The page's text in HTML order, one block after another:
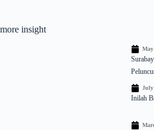
more insight
May
July
Inilah